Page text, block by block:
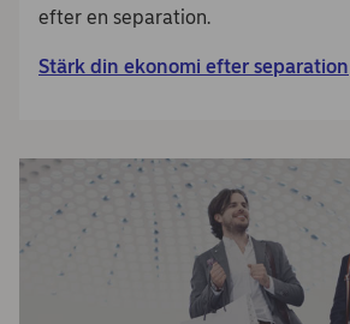
efter en separation.
Stärk din ekonomi efter separation